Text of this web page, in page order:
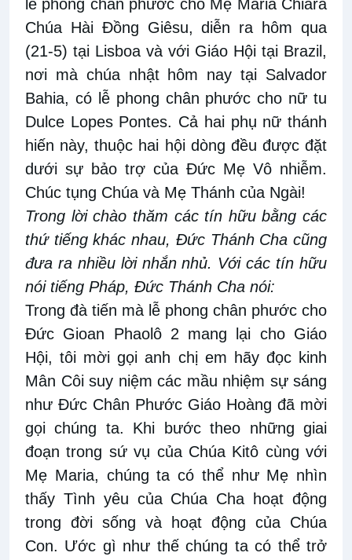
lễ phong chân phước cho Mẹ Maria Chiara
Chúa Hài Đồng Giêsu, diễn ra hôm qua
(21-5) tại Lisboa và với Giáo Hội tại Brazil,
nơi mà chúa nhật hôm nay tại Salvador
Bahia, có lễ phong chân phước cho nữ tu
Dulce Lopes Pontes. Cả hai phụ nữ thánh
hiến này, thuộc hai hội dòng đều được đặt
dưới sự bảo trợ của Đức Mẹ Vô nhiễm.
Chúc tụng Chúa và Mẹ Thánh của Ngài!
Trong lời chào thăm các tín hữu bằng các
thứ tiếng khác nhau, Đức Thánh Cha cũng
đưa ra nhiều lời nhắn nhủ. Với các tín hữu
nói tiếng Pháp, Đức Thánh Cha nói:
Trong đà tiến mà lễ phong chân phước cho
Đức Gioan Phaolô 2 mang lại cho Giáo
Hội, tôi mời gọi anh chị em hãy đọc kinh
Mân Côi suy niệm các mầu nhiệm sự sáng
như Đức Chân Phước Giáo Hoàng đã mời
gọi chúng ta. Khi bước theo những giai
đoạn trong sứ vụ của Chúa Kitô cùng với
Mẹ Maria, chúng ta có thể như Mẹ nhìn
thấy Tình yêu của Chúa Cha hoạt động
trong đời sống và hoạt động của Chúa
Con. Ước gì như thế chúng ta có thể trở